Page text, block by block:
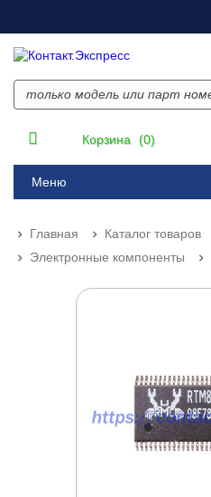
Корзина (0)
Меню
Главная
Каталог товаров
Электронные компоненты